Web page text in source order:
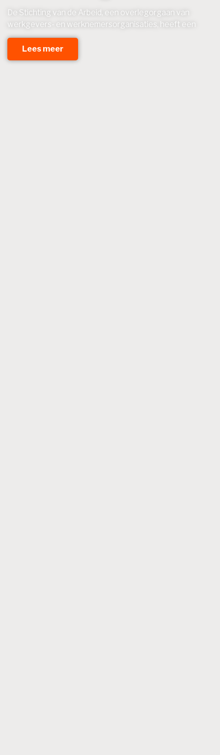
De Stichting van de Arbeid, een overlegorgaan van
werkgevers- en werknemersorganisaties, heeft een
Lees meer